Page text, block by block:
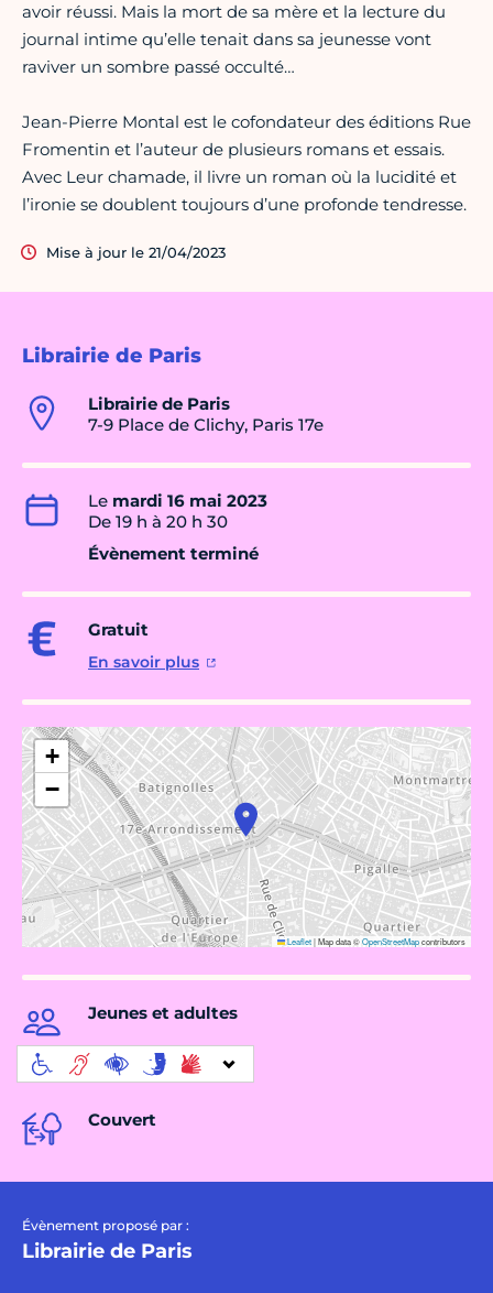
Librairie de Paris
Librairie de Paris
7-9 Place de Clichy, Paris 17e
Le mardi 16 mai 2023
De 19 h à 20 h 30
Évènement terminé
Gratuit
En savoir plus
+
−
Leaflet|Map data ©OpenStreetMapcontributors
Jeunes et adultes
Couvert
Évènement proposé par :
Librairie de Paris
avoir réussi. Mais la mort de sa mère et la lecture du
journal intime qu’elle tenait dans sa jeunesse vont
raviver un sombre passé occulté…
Jean-Pierre Montal est le cofondateur des éditions Rue
Fromentin et l’auteur de plusieurs romans et essais.
Avec Leur chamade, il livre un roman où la lucidité et
l’ironie se doublent toujours d’une profonde tendresse.
Mise à jour le 21/04/2023